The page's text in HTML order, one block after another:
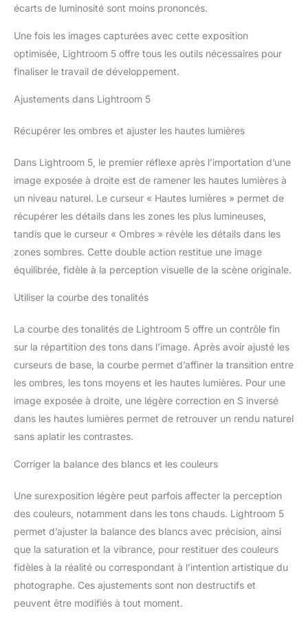
écarts de luminosité sont moins prononcés.
Une fois les images capturées avec cette exposition
optimisée, Lightroom 5 offre tous les outils nécessaires pour
finaliser le travail de développement.
Ajustements dans Lightroom 5
Récupérer les ombres et ajuster les hautes lumières
Dans Lightroom 5, le premier réflexe après l’importation d’une
image exposée à droite est de ramener les hautes lumières à
un niveau naturel. Le curseur « Hautes lumières » permet de
récupérer les détails dans les zones les plus lumineuses,
tandis que le curseur « Ombres » révèle les détails dans les
zones sombres. Cette double action restitue une image
équilibrée, fidèle à la perception visuelle de la scène originale.
Utiliser la courbe des tonalités
La courbe des tonalités de Lightroom 5 offre un contrôle fin
sur la répartition des tons dans l’image. Après avoir ajusté les
curseurs de base, la courbe permet d’affiner la transition entre
les ombres, les tons moyens et les hautes lumières. Pour une
image exposée à droite, une légère correction en S inversé
dans les hautes lumières permet de retrouver un rendu naturel
sans aplatir les contrastes.
Corriger la balance des blancs et les couleurs
Une surexposition légère peut parfois affecter la perception
des couleurs, notamment dans les tons chauds. Lightroom 5
permet d’ajuster la balance des blancs avec précision, ainsi
que la saturation et la vibrance, pour restituer des couleurs
fidèles à la réalité ou correspondant à l’intention artistique du
photographe. Ces ajustements sont non destructifs et
peuvent être modifiés à tout moment.